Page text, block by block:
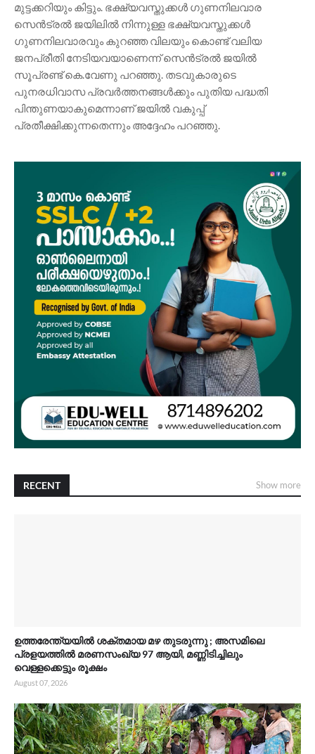
മുട്ടക്കറിയും കിട്ടും. ഭക്ഷ്യവസ്തുക്കൾ ഗുണനിലവാര
സെൻട്രൽ ജയിലിൽ നിന്നുള്ള ഭക്ഷ്യവസ്തുക്കൾ
ഗുണനിലവാരവും കുറഞ്ഞ വിലയും കൊണ്ട് വലിയ
ജനപ്രീതി നേടിയവയാണെന്ന് സെൻട്രൽ ജയിൽ
സൂപ്രണ്ട് കെ.വേണു പറഞ്ഞു. തടവുകാരുടെ
പുനരധിവാസ പ്രവർത്തനങ്ങൾക്കും പുതിയ പദ്ധതി
പിന്തുണയാകുമെന്നാണ് ജയിൽ വകുപ്പ്
പ്രതീക്ഷിക്കുന്നതെന്നും അദ്ദേഹം പറഞ്ഞു.
RECENT Show more
ഉത്തരേന്ത്യയിൽ ശക്തമായ മഴ തുടരുന്നു ; അസമിലെ
പ്രളയത്തിൽ മരണസംഖ്യ 97 ആയി, മണ്ണിടിച്ചിലും
വെള്ളക്കെട്ടും രൂക്ഷം
August 07, 2026